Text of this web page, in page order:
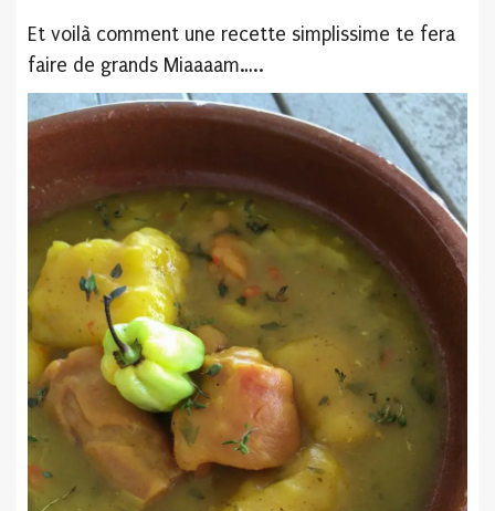
Et voilà comment une recette simplissime te fera
faire de grands Miaaaam…..